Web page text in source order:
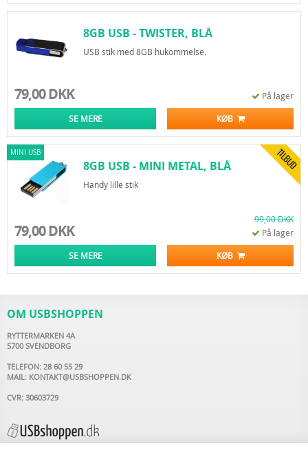
8GB USB - TWISTER, BLÅ
USB stik med 8GB hukommelse.
79,00 DKK På lager
SE MERE KØB
MINI USB
8GB USB - MINI METAL, BLÅ
Handy lille stik
79,00 DKK
99,00 DKK
På lager
SE MERE KØB
OM USBSHOPPEN
RYTTERMARKEN 4A
5700 SVENDBORG
TELEFON: 28 60 55 29
MAIL: KONTAKT@USBSHOPPEN.DK
CVR: 30603729